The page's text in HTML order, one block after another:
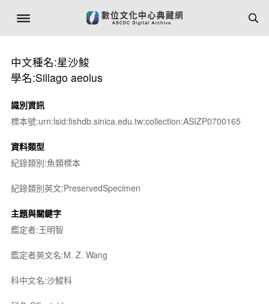
中文種名:星沙鮻
學名:Sillago aeolus
識別資訊
標本號:urn:lsid:fishdb.sinica.edu.tw:collection:ASIZP0700165
資料類型
紀錄類別:魚類標本
紀錄類別英文:PreservedSpecimen
主題與關鍵字
鑑定者:王明智
鑑定者英文名:M. Z. Wang
科中文名:沙鮻科